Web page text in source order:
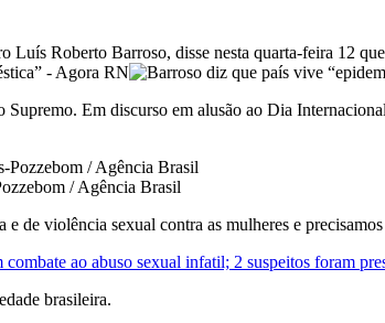
Luís Roberto Barroso, disse nesta quarta-feira 12
Supremo. Em discurso em alusão ao Dia
/ Agência Brasil
de violência sexual contra as mulheres e
ao abuso sexual infatil; 2 suspeitos foram
brasileira.